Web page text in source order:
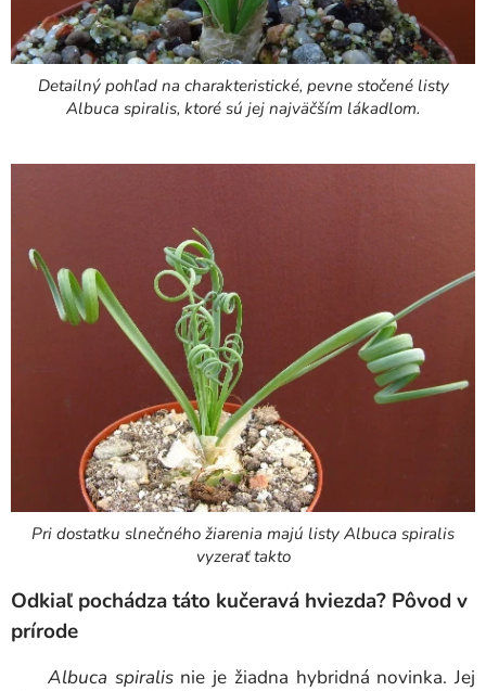
Detailný pohľad na charakteristické, pevne stočené listy
Albuca spiralis, ktoré sú jej najväčším lákadlom.
Pri dostatku slnečného žiarenia majú listy Albuca spiralis
vyzerať takto
Odkiaľ pochádza táto kučeravá hviezda? Pôvod v
prírode
Albuca spiralisnie je žiadna hybridná novinka. Jej